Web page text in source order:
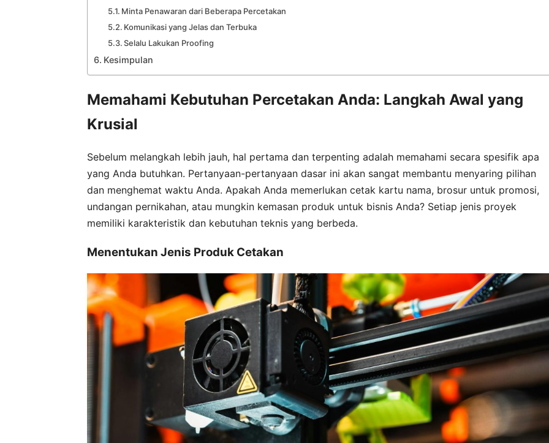
Minta Penawaran dari Beberapa Percetakan
Komunikasi yang Jelas dan Terbuka
Selalu Lakukan Proofing
Kesimpulan
Memahami Kebutuhan Percetakan Anda: Langkah Awal yang
Krusial
Sebelum melangkah lebih jauh, hal pertama dan terpenting adalah memahami secara spesifik apa
yang Anda butuhkan. Pertanyaan-pertanyaan dasar ini akan sangat membantu menyaring pilihan
dan menghemat waktu Anda. Apakah Anda memerlukan cetak kartu nama, brosur untuk promosi,
undangan pernikahan, atau mungkin kemasan produk untuk bisnis Anda? Setiap jenis proyek
memiliki karakteristik dan kebutuhan teknis yang berbeda.
Menentukan Jenis Produk Cetakan